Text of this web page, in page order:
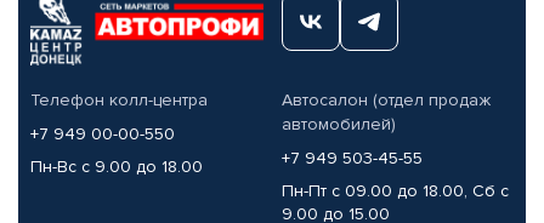
Телефон колл-центра
+7 949 00-00-550
Пн-Вс с 9.00 до 18.00
Автосалон (отдел продаж
автомобилей)
+7 949 503-45-55
Пн-Пт с 09.00 до 18.00, Сб с
9.00 до 15.00